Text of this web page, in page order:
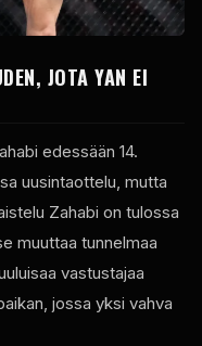
JOTA YAN EI
edessään 14.
uusintaottelu, mutta
Zahabi on tulossa
muuttaa tunnelmaa
vastustajaa
jossa yksi vahva